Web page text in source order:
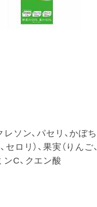
レソン、パセリ、かぼち
ロリ）、果実（りんご、
ンC、クエン酸